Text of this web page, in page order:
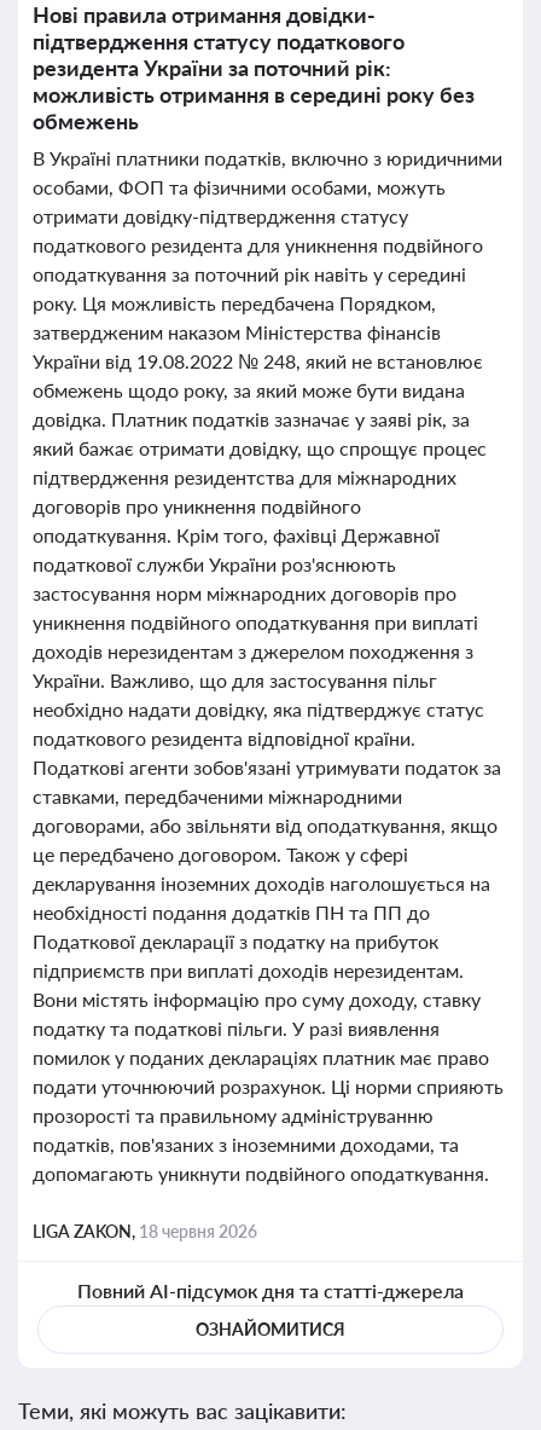
Нові правила отримання довідки-
підтвердження статусу податкового
резидента України за поточний рік:
можливість отримання в середині року без
обмежень
В Україні платники податків, включно з юридичними
особами, ФОП та фізичними особами, можуть
отримати довідку-підтвердження статусу
податкового резидента для уникнення подвійного
оподаткування за поточний рік навіть у середині
року. Ця можливість передбачена Порядком,
затвердженим наказом Міністерства фінансів
України від 19.08.2022 № 248, який не встановлює
обмежень щодо року, за який може бути видана
довідка. Платник податків зазначає у заяві рік, за
який бажає отримати довідку, що спрощує процес
підтвердження резидентства для міжнародних
договорів про уникнення подвійного
оподаткування. Крім того, фахівці Державної
податкової служби України роз'яснюють
застосування норм міжнародних договорів про
уникнення подвійного оподаткування при виплаті
доходів нерезидентам з джерелом походження з
України. Важливо, що для застосування пільг
необхідно надати довідку, яка підтверджує статус
податкового резидента відповідної країни.
Податкові агенти зобов'язані утримувати податок за
ставками, передбаченими міжнародними
договорами, або звільняти від оподаткування, якщо
це передбачено договором. Також у сфері
декларування іноземних доходів наголошується на
необхідності подання додатків ПН та ПП до
Податкової декларації з податку на прибуток
підприємств при виплаті доходів нерезидентам.
Вони містять інформацію про суму доходу, ставку
податку та податкові пільги. У разі виявлення
помилок у поданих деклараціях платник має право
подати уточнюючий розрахунок. Ці норми сприяють
прозорості та правильному адмініструванню
податків, пов'язаних з іноземними доходами, та
допомагають уникнути подвійного оподаткування.
LIGA ZAKON, 18 червня 2026
Повний AI-підсумок дня та статті-джерела
ОЗНАЙОМИТИСЯ
Теми, які можуть вас зацікавити: